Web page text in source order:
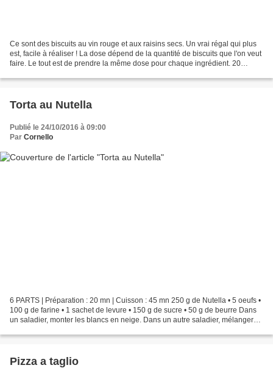
Ce sont des biscuits au vin rouge et aux raisins secs. Un vrai régal qui plus
est, facile à réaliser ! La dose dépend de la quantité de biscuits que l'on veut
faire. Le tout est de prendre la même dose pour chaque ingrédient. 20
Torta au Nutella
Publié le 24/10/2016 à 09:00
Par Cornello
6 PARTS | Préparation : 20 mn | Cuisson : 45 mn 250 g de Nutella • 5 oeufs •
100 g de farine • 1 sachet de levure • 150 g de sucre • 50 g de beurre Dans
un saladier, monter les blancs en neige. Dans un autre saladier, mélanger
Pizza a taglio